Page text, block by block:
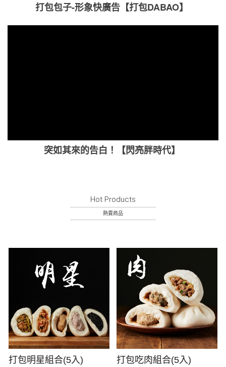
打包包子-形象快廣告【打包DABAO】
突如其來的告白！【閃亮胖時代】
Hot Products
熱賣商品
打包明星組合(5入)
打包吃肉組合(5入)